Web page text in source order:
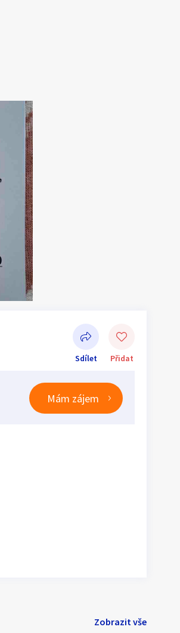
Sdílet Přidat
Sdílet na Facebooku
Mám zájem
Zobrazit vše